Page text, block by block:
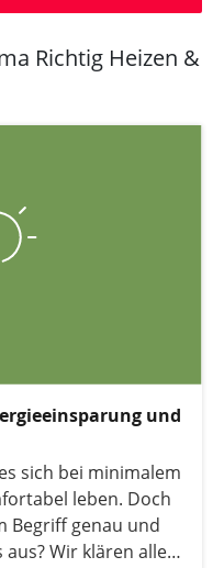
Richtig Heizen &
und
sich bei minimalem
leben. Doch
Begriff genau und
aus? Wir klären alle